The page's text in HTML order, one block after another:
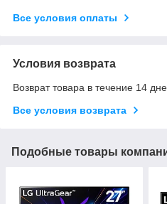
Все условия оплаты
Условия возврата
Возврат товара в течение 14
Все условия возврата
Подобные товары